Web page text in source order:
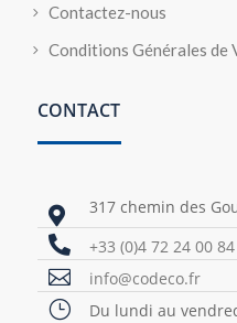
Contactez-nous
Conditions Générales de
CONTACT
 317 chemin des
 +33 (0)4 72 24 00 84
 info@codeco.fr
}
Du lundi au